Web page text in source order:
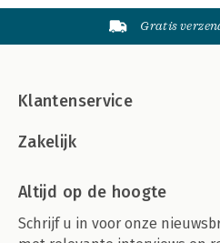
Gratis
Klantenservice
Zakelijk
Altijd op de hoogte
Schrijf u in voor onze